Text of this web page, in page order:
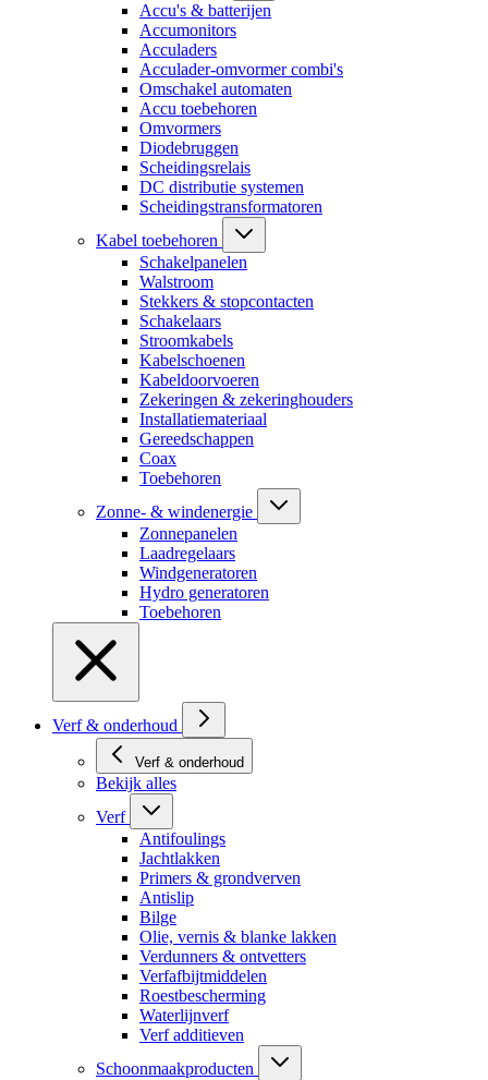
Accu's & batterijen
Accumonitors
Acculaders
Acculader-omvormer combi's
Omschakel automaten
Accu toebehoren
Omvormers
Diodebruggen
Scheidingsrelais
DC distributie systemen
Scheidingstransformatoren
Kabel toebehoren
Schakelpanelen
Walstroom
Stekkers & stopcontacten
Schakelaars
Stroomkabels
Kabelschoenen
Kabeldoorvoeren
Zekeringen & zekeringhouders
Installatiemateriaal
Gereedschappen
Coax
Toebehoren
Zonne- & windenergie
Zonnepanelen
Laadregelaars
Windgeneratoren
Hydro generatoren
Toebehoren
Verf & onderhoud
Verf & onderhoud
Bekijk alles
Verf
Antifoulings
Jachtlakken
Primers & grondverven
Antislip
Bilge
Olie, vernis & blanke lakken
Verdunners & ontvetters
Verfafbijtmiddelen
Roestbescherming
Waterlijnverf
Verf additieven
Schoonmaakproducten